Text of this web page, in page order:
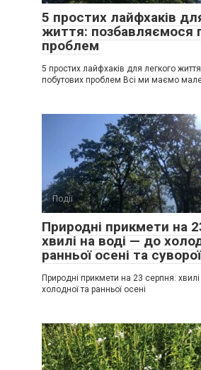
5 простих лайфхаків
життя: позбавляємося
проблем
5 простих лайфхаків для легкого
побутових проблем Всі ми маємо
Події
Природні прикмети на
хвилі на воді — до
ранньої осені та
Природні прикмети на 23 серпня:
холодної та ранньої осені